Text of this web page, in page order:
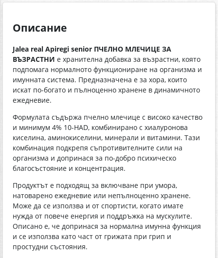
Описание
Jalea real Apiregi senior ПЧЕЛНО МЛЕЧИЦЕ ЗА
ВЪЗРАСТНИ е хранителна добавка за възрастни, която
подпомага нормалното функциониране на организма и
имунната система. Предназначена е за хора, които
искат по-богато и пълноценно хранене в динамичното
ежедневие.
Формулата съдържа пчелно млечице с високо качество
и минимум 4% 10-HAD, комбинирано с хиалуронова
киселина, аминокиселини, минерали и витамини. Тази
комбинация подкрепя съпротивителните сили на
организма и допринася за по-добро психическо
благосъстояние и концентрация.
Продуктът е подходящ за включване при умора,
натоварено ежедневие или непълноценно хранене.
Може да се използва и от спортисти, когато имате
нужда от повече енергия и поддръжка на мускулите.
Описано е, че допринася за нормална имунна функция
и се използва като част от грижата при грип и
простудни състояния.